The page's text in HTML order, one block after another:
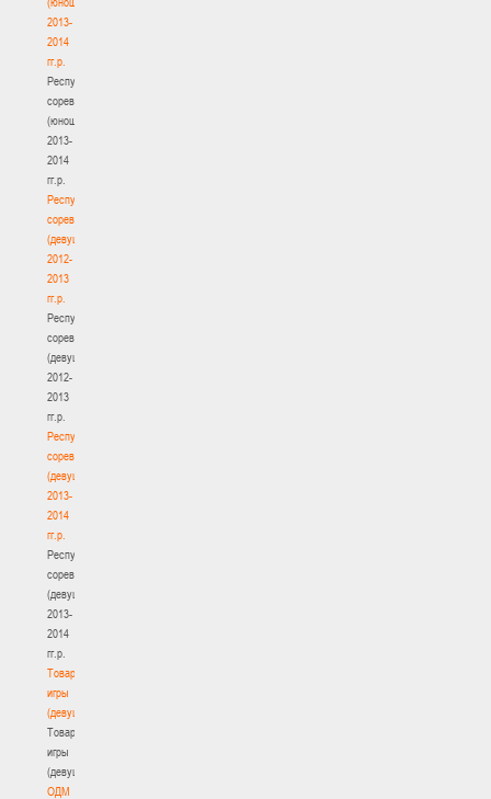
2013-
2014
гг.р.
Республиканские
соревнования
(юноши)
2013-
2014
гг.р.
Республиканские
соревнования
(девушки)
2012-
2013
гг.р.
Республиканские
соревнования
(девушки)
2012-
2013
гг.р.
Республиканские
соревнования
(девушки)
2013-
2014
гг.р.
Республиканские
соревнования
(девушки)
2013-
2014
гг.р.
Товарищеские
игры
(девушки)
Товарищеские
игры
(девушки)
ОДМ